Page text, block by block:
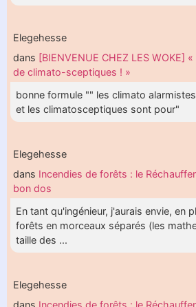
Elegehesse
dans [BIENVENUE CHEZ LES WOKE]
de climato-sceptiques ! »
bonne formule "" les climato
et les climatosceptiques sont pour"
Elegehesse
dans Incendies de forêts : le
bon dos
En tant qu'ingénieur, j'aurais envie, en
forêts en morceaux séparés (les
taille des ...
Elegehesse